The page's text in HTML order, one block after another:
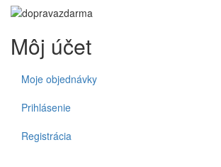
Môj účet
Moje objednávky
Prihlásenie
Registrácia